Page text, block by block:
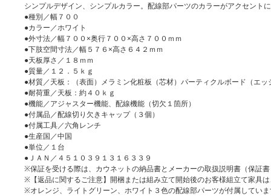
シンプルデザイン、シンプルカラー。配線部パーツのカラーがアクセント
●種別／幅７００
●カラー／ホワイト
●外寸法／幅７００×奥行７００×高さ７００ｍｍ
●下肢空間寸法／幅５７６×高さ６４２ｍｍ
●天板厚さ／１８ｍｍ
●質量／１２．５ｋｇ
●材質／天板：（表面）メラミン化粧板（芯材）パーティクルボード（エ
●耐荷重／天板：約４０ｋｇ
●機能／アジャスター機能、配線機能（切欠１箇所）
●付属品／配線切り欠きキャップ（３個）
●付属工具／六角レンチ
●生産国／中国
●単位／１台
●ＪＡＮ／４５１０３９１３１６３３９
※保証を受ける際は、カウネットの納品書とメーカーの取扱説明書（保証
※【返品に関するご注意】開梱または組み立て開始後のお客様組立て家具
※オレンジ、ライトグリーン、ホワイト３色の配線部パーツが付属してい